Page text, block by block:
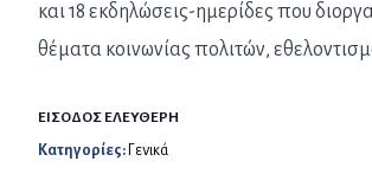
και 18 εκδηλώσεις-ημερίδες που
θέματα κοινωνίας πολιτών,
ΕΙΣΟΔΟΣ ΕΛΕΥΘΕΡΗ
Κατηγορίες:
Γενικά